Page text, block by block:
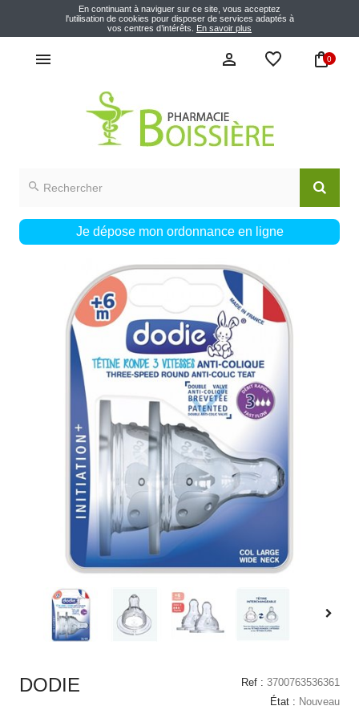
En continuant à naviguer sur ce site, vous acceptez
l'utilisation de cookies pour disposer de services adaptés à
vos centres d’intérêts. En savoir plus
0
Je dépose mon ordonnance en ligne
DODIE Ref : 3700763536361
État : Nouveau